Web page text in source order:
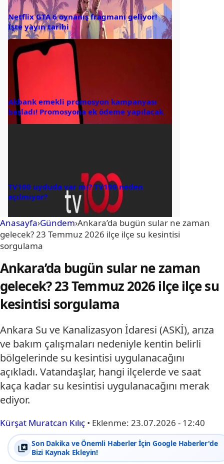
Netflix GTA 6 oynanış fragmanı geliyor!
İşte yayın tarihi
Akbank emekli promosyon kampanyası
başladı! Promosyona ek ödeme yapılacak
TV100 uyduda var mı? TV100 neden
açılmıyor?
Anasayfa›Gündem›Ankara’da bugün sular ne zaman
gelecek? 23 Temmuz 2026 ilçe ilçe su kesintisi
sorgulama
Ankara’da bugün sular ne zaman
gelecek? 23 Temmuz 2026 ilçe ilçe su
kesintisi sorgulama
Ankara Su ve Kanalizasyon İdaresi (ASKİ), arıza
ve bakım çalışmaları nedeniyle kentin belirli
bölgelerinde su kesintisi uygulanacağını
açıkladı. Vatandaşlar, hangi ilçelerde ve saat
kaça kadar su kesintisi uygulanacağını merak
ediyor.
Kürşat Muratcan Kılıç • Eklenme: 23.07.2026 - 12:40
Son Dakika ve Önemli Haberler İçin Google Haberler'de
Bizi Kaynak Ekleyin!